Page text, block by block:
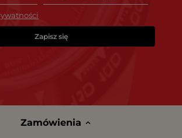
Zapisz się
Zamówienia